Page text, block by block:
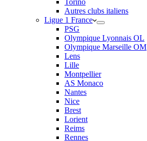
Torino
Autres clubs italiens
Ligue 1 France
PSG
Olympique Lyonnais OL
Olympique Marseille OM
Lens
Lille
Montpellier
AS Monaco
Nantes
Nice
Brest
Lorient
Reims
Rennes